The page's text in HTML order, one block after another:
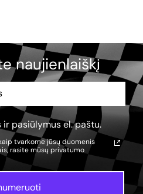
naujienlaiškį
pasiūlymus el. paštu.
tvarkome jūsų duomenis
rasite mūsų privatumo